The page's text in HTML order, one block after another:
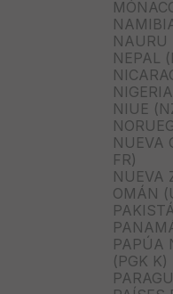
NAURU
NEPAL
NIUE
NUEVA
FR)
NUEVA
OMÁN
PAPÚA
(PGK K)